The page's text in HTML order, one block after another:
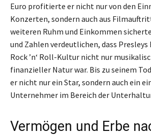
Euro profitierte er nicht nur von den
Konzerten, sondern auch aus
weiteren Ruhm und Einkommen
und Zahlen verdeutlichen, dass Presleys
Rock ’n‘ Roll-Kultur nicht nur
finanzieller Natur war. Bis zu seinem
er nicht nur ein Star, sondern auch ein
Unternehmer im Bereich der
Vermögen und Erbe